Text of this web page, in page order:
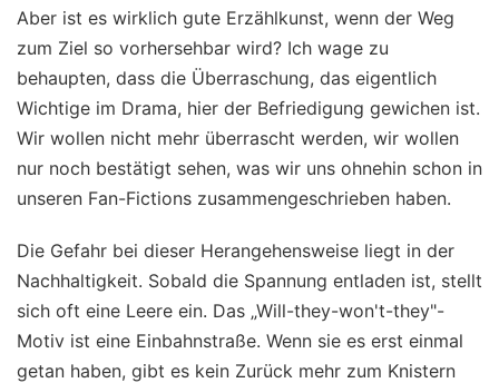
Aber ist es wirklich gute Erzählkunst, wenn der Weg
zum Ziel so vorhersehbar wird? Ich wage zu
behaupten, dass die Überraschung, das eigentlich
Wichtige im Drama, hier der Befriedigung gewichen ist.
Wir wollen nicht mehr überrascht werden, wir wollen
nur noch bestätigt sehen, was wir uns ohnehin schon in
unseren Fan-Fictions zusammengeschrieben haben.
Die Gefahr bei dieser Herangehensweise liegt in der
Nachhaltigkeit. Sobald die Spannung entladen ist, stellt
sich oft eine Leere ein. Das „Will-they-won't-they"-
Motiv ist eine Einbahnstraße. Wenn sie es erst einmal
getan haben, gibt es kein Zurück mehr zum Knistern